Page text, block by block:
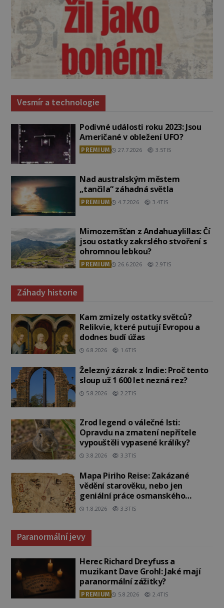
Vesmír a technologie
Podivné události roku 2023: Jsou
Američané v obležení UFO?
PREMIUM 27.7.2026 3.5TIS
Nad australským městem
„tančila“ záhadná světla
PREMIUM 4.7.2026 3.4TIS
Mimozemšťan z Andahuaylillas: Čí
jsou ostatky zakrslého stvoření s
ohromnou lebkou?
PREMIUM 26.6.2026 2.9TIS
Záhady historie
Kam zmizely ostatky světců?
Relikvie, které putují Evropou a
dodnes budí úžas
6.8.2026 1.6TIS
Železný zázrak z Indie: Proč tento
sloup už 1 600 let nezná rez?
5.8.2026 2.2TIS
Zrod legend o válečné lsti:
Opravdu na zmatení nepřítele
vypouštěli vypasené králíky?
3.8.2026 3.3TIS
Mapa Piriho Reise: Zakázané
vědění starověku, nebo jen
geniální práce osmanského
admirála?
1.8.2026 3.3TIS
Paranormální jevy
Herec Richard Dreyfuss a
muzikant Dave Grohl: Jaké mají
paranormální zážitky?
PREMIUM 5.8.2026 2.4TIS